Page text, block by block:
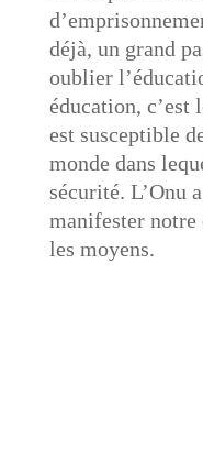
déjà, un grand
oublier
éducation,
est susceptible
monde dans
sécurité. L’Onu
manifester notre
les moyens.